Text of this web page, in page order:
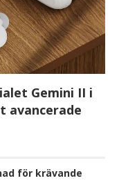
Gemini II i
avancerade
för krävande